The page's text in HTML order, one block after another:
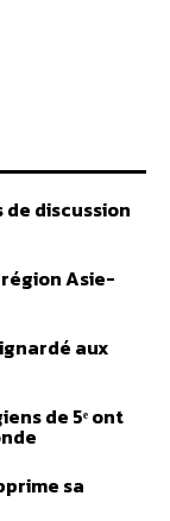
discussion
Asie-
aux
de 5ᵉ ont
sa